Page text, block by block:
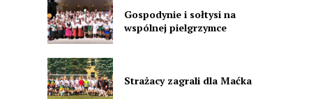
Gospodynie i sołtysi na
wspólnej pielgrzymce
Strażacy zagrali dla Maćka